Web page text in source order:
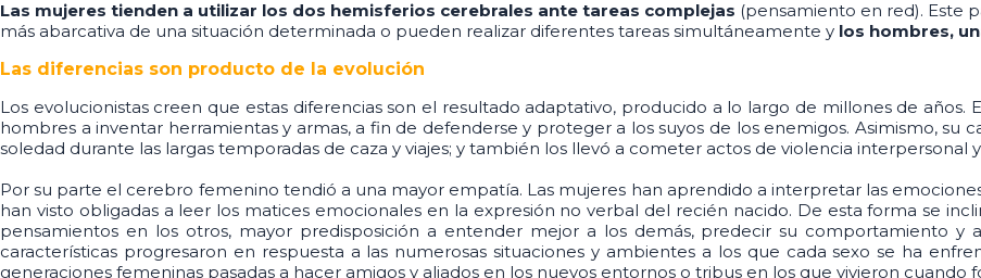
Las mujeres tienden a utilizar los dos hemisferios cerebrales ante tareas complejas (pensamiento en red). Este
más abarcativa de una situación determinada o pueden realizar diferentes tareas simultáneamente y los hombres,
Las diferencias son producto de la evolución
Los evolucionistas creen que estas diferencias son el resultado adaptativo, producido a lo largo de millones de
hombres a inventar herramientas y armas, a fin de defenderse y proteger a los suyos de los enemigos. Asimismo, su
soledad durante las largas temporadas de caza y viajes; y también los llevó a cometer actos de violencia interpersonal
Por su parte el cerebro femenino tendió a una mayor empatía. Las mujeres han aprendido a interpretar las
han visto obligadas a leer los matices emocionales en la expresión no verbal del recién nacido. De esta forma se
pensamientos en los otros, mayor predisposición a entender mejor a los demás, predecir su comportamiento y
características progresaron en respuesta a las numerosas situaciones y ambientes a los que cada sexo se ha
generaciones femeninas pasadas a hacer amigos y aliados en los nuevos entornos o tribus en los que vivieron cuando